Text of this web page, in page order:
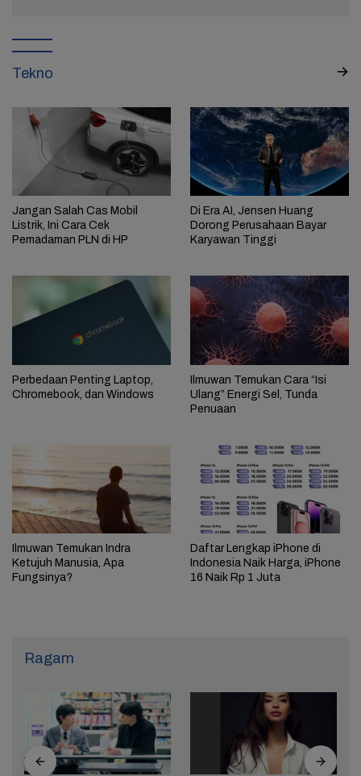
Tekno
Jangan Salah Cas Mobil
Listrik, Ini Cara Cek
Pemadaman PLN di HP
Di Era AI, Jensen Huang
Dorong Perusahaan Bayar
Karyawan Tinggi
Perbedaan Penting Laptop,
Chromebook, dan Windows
Ilmuwan Temukan Cara “Isi
Ulang” Energi Sel, Tunda
Penuaan
Ilmuwan Temukan Indra
Ketujuh Manusia, Apa
Fungsinya?
Daftar Lengkap iPhone di
Indonesia Naik Harga, iPhone
16 Naik Rp 1 Juta
Ragam